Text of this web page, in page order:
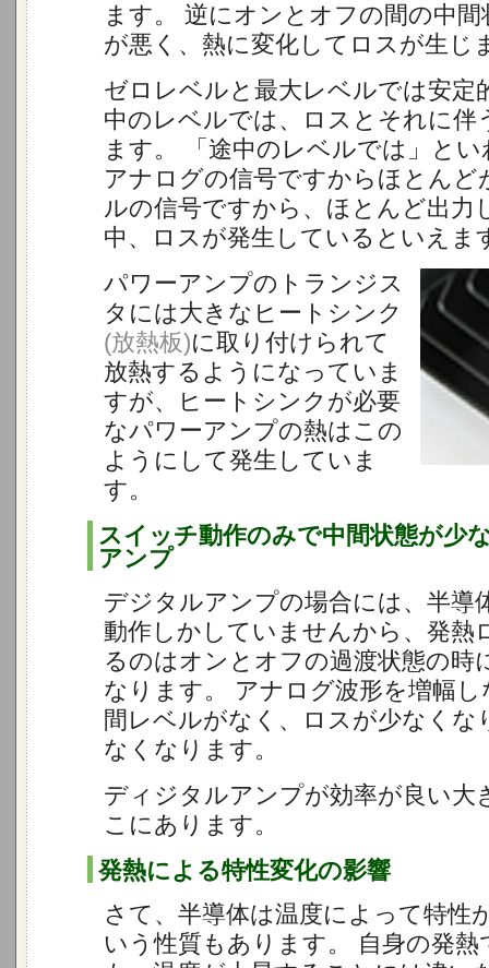
ます。 逆にオンとオフの間の中
が悪く、熱に変化してロスが生じ
ゼロレベルと最大レベルでは安定
中のレベルでは、ロスとそれに伴
ます。 「途中のレベルでは」と
アナログの信号ですからほとんど
ルの信号ですから、ほとんど出力
中、ロスが発生しているといえま
パワーアンプのトランジス
タには大きなヒートシンク
(放熱板)に取り付けられて
放熱するようになっていま
すが、ヒートシンクが必要
なパワーアンプの熱はこの
ようにして発生していま
す。
スイッチ動作のみで中間状態が少
アンプ
デジタルアンプの場合には、半導
動作しかしていませんから、発熱
るのはオンとオフの過渡状態の時
なります。 アナログ波形を増幅
間レベルがなく、ロスが少なくな
なくなります。
ディジタルアンプが効率が良い大
こにあります。
発熱による特性変化の影響
さて、半導体は温度によって特性
いう性質もあります。 自身の発熱